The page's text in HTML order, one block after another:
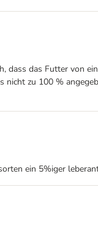
das Futter von
zu 100 %
ein 5%iger